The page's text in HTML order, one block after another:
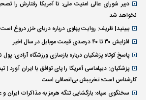
پیاده‌روی جاماندگان اربعین در تهران
آخرین اخبار پربحث ترین عناوین
حمله به یک کشتی در سواحل عمان
عکس | مجتبی جباری به تیم لیگ یکی پیوست
ببینید| سیاستمدار نیوزلندی از داخل حمام به جلسه